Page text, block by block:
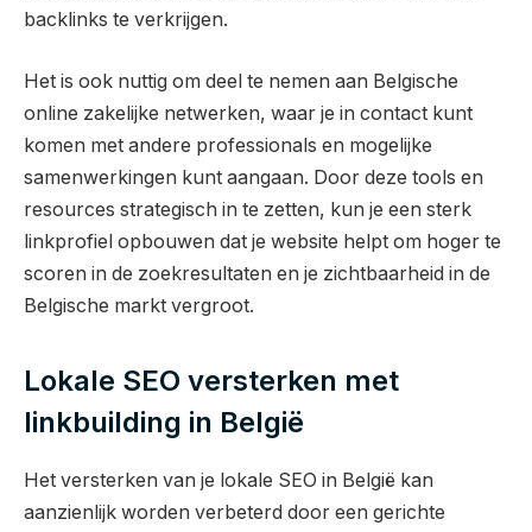
backlinks te verkrijgen.
Het is ook nuttig om deel te nemen aan Belgische
online zakelijke netwerken, waar je in contact kunt
komen met andere professionals en mogelijke
samenwerkingen kunt aangaan. Door deze tools en
resources strategisch in te zetten, kun je een sterk
linkprofiel opbouwen dat je website helpt om hoger te
scoren in de zoekresultaten en je zichtbaarheid in de
Belgische markt vergroot.
Lokale SEO versterken met
linkbuilding in België
Het versterken van je lokale SEO in België kan
aanzienlijk worden verbeterd door een gerichte